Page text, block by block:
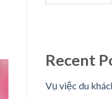
Recent
Vụ việc du